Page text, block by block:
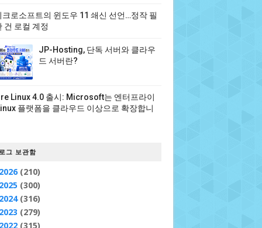
크로소프트의 윈도우 11 쇄신 선언…정작 필
건 로컬 계정
JP-Hosting, 단독 서버와 클라우
드 서버란?
Linux 4.0 출시: Microsoft는 엔터프라이
플랫폼을 클라우드 이상으로 확장합니
그 보관함
(210)
(300)
(316)
(279)
(315)